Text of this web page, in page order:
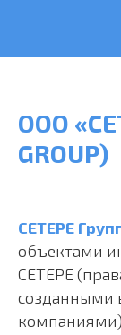
ООО
GROUP)
СЕТЕРЕ
объектами
СЕТЕРЕ
созданными